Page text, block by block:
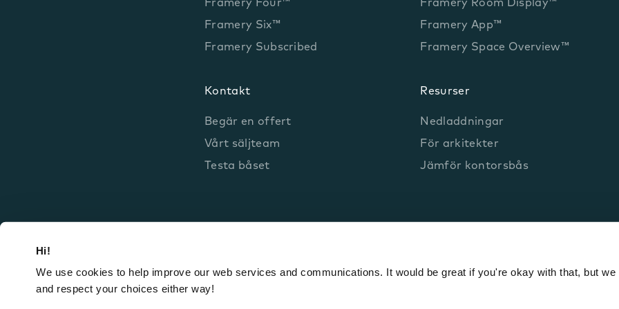
Hi!
We use cookies to help improve our web services and communications. It would be great if you're okay with that, but we
and respect your choices either way!
Framery Four™
Framery Six™
Framery Subscribed
Framery Room Display™
Framery App™
Framery Space Overview™
Kontakt
Begär en offert
Vårt säljteam
Testa båset
Resurser
Nedladdningar
För arkitekter
Jämför kontorsbås
Framery Group Oyj © 2026Juridiska meddelanden